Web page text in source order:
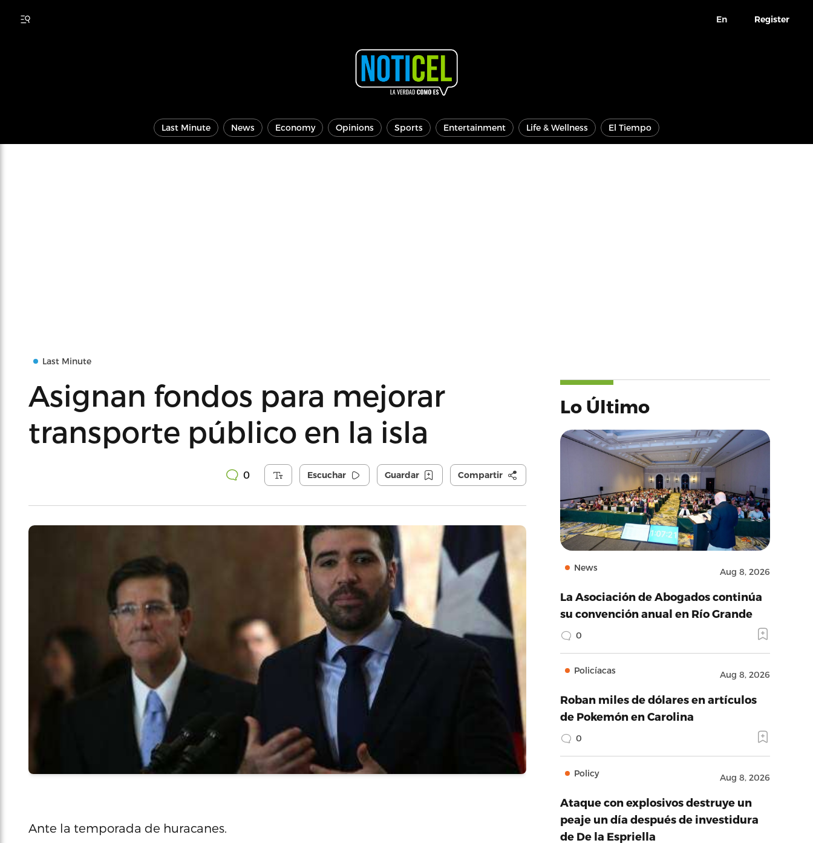
En Register
Last Minute News Economy Opinions Sports Entertainment Life & Wellness El Tiempo
Last Minute
Asignan fondos para mejorar
transporte público en la isla
0 Escuchar Guardar Compartir
Ante la temporada de huracanes.
Lo Último
News Aug 8, 2026
La Asociación de Abogados continúa
su convención anual en Río Grande
0
Policíacas Aug 8, 2026
Roban miles de dólares en artículos
de Pokemón en Carolina
0
Policy Aug 8, 2026
Ataque con explosivos destruye un
peaje un día después de investidura
de De la Espriella